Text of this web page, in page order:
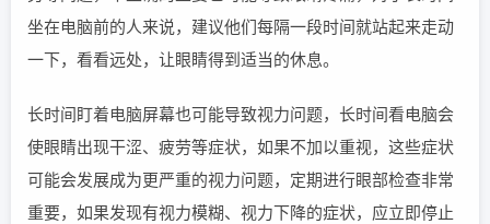
坐在电脑前的人来说，建议他们每隔一段时间就站起来走动
一下，看看远处，让眼睛得到适当的休息。
长时间盯着电脑屏幕也可能导致视力问题，长时间看电脑会
使眼睛出现干涩、疲劳等症状，如果不加以重视，这些症状
可能会发展成为更严重的视力问题，定期进行眼部检查非常
重要，如果发现有视力模糊、视力下降的症状，应立即停止